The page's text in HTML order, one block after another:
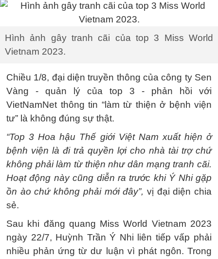
Hình ảnh gây tranh cãi của top 3 Miss World
Vietnam 2023.
Chiều 1/8, đại diện truyền thông của công ty Sen
Vàng - quản lý của top 3 - phản hồi với
VietNamNet thông tin “làm từ thiện ở bệnh viện
tư” là không đúng sự thật.
“Top 3 Hoa hậu Thế giới Việt Nam xuất hiện ở
bệnh viện là đi trả quyền lợi cho nhà tài trợ chứ
không phải làm từ thiện như dân mạng tranh cãi.
Hoạt động này cũng diễn ra trước khi Ý Nhi gặp
ồn ào chứ không phải mới đây”, vị đại diện chia
sẻ.
Sau khi đăng quang Miss World Vietnam 2023
ngày 22/7, Huỳnh Trần Ý Nhi liên tiếp vấp phải
nhiều phản ứng từ dư luận vì phát ngôn. Trong